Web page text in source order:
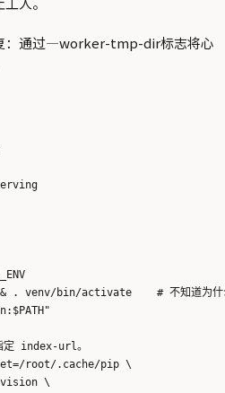
：通过—worker-tmp-dir标志将心
. venv/bin/activate    # 不知道为什
定 index-url。
root/.cache/pip \
\